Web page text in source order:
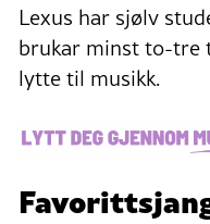
Lexus har sjølv
brukar minst to-tre
lytte til musikk.